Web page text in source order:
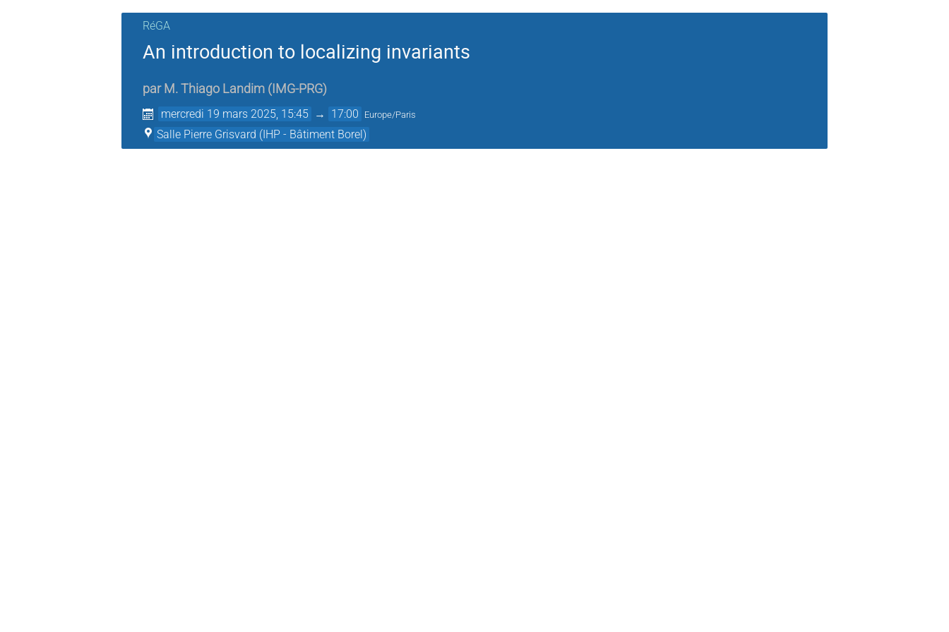
RéGA
An introduction to localizing invariants
par M. Thiago Landim ( IMG-PRG)
mercredi 19 mars 2025, 15:45 → 17:00 Europe/Paris
Salle ​Pierre Grisvard (IHP - Bâtiment Borel)